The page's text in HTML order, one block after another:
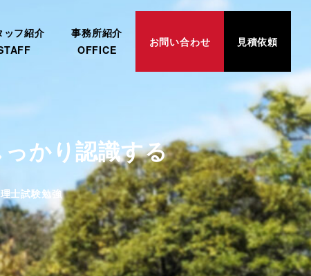
ッフ紹介
事務所紹介
OFFICE
お問い合わせ 見積依頼
かり認識する
リー
士試験勉強